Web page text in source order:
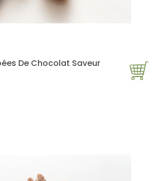
De Chocolat Saveur